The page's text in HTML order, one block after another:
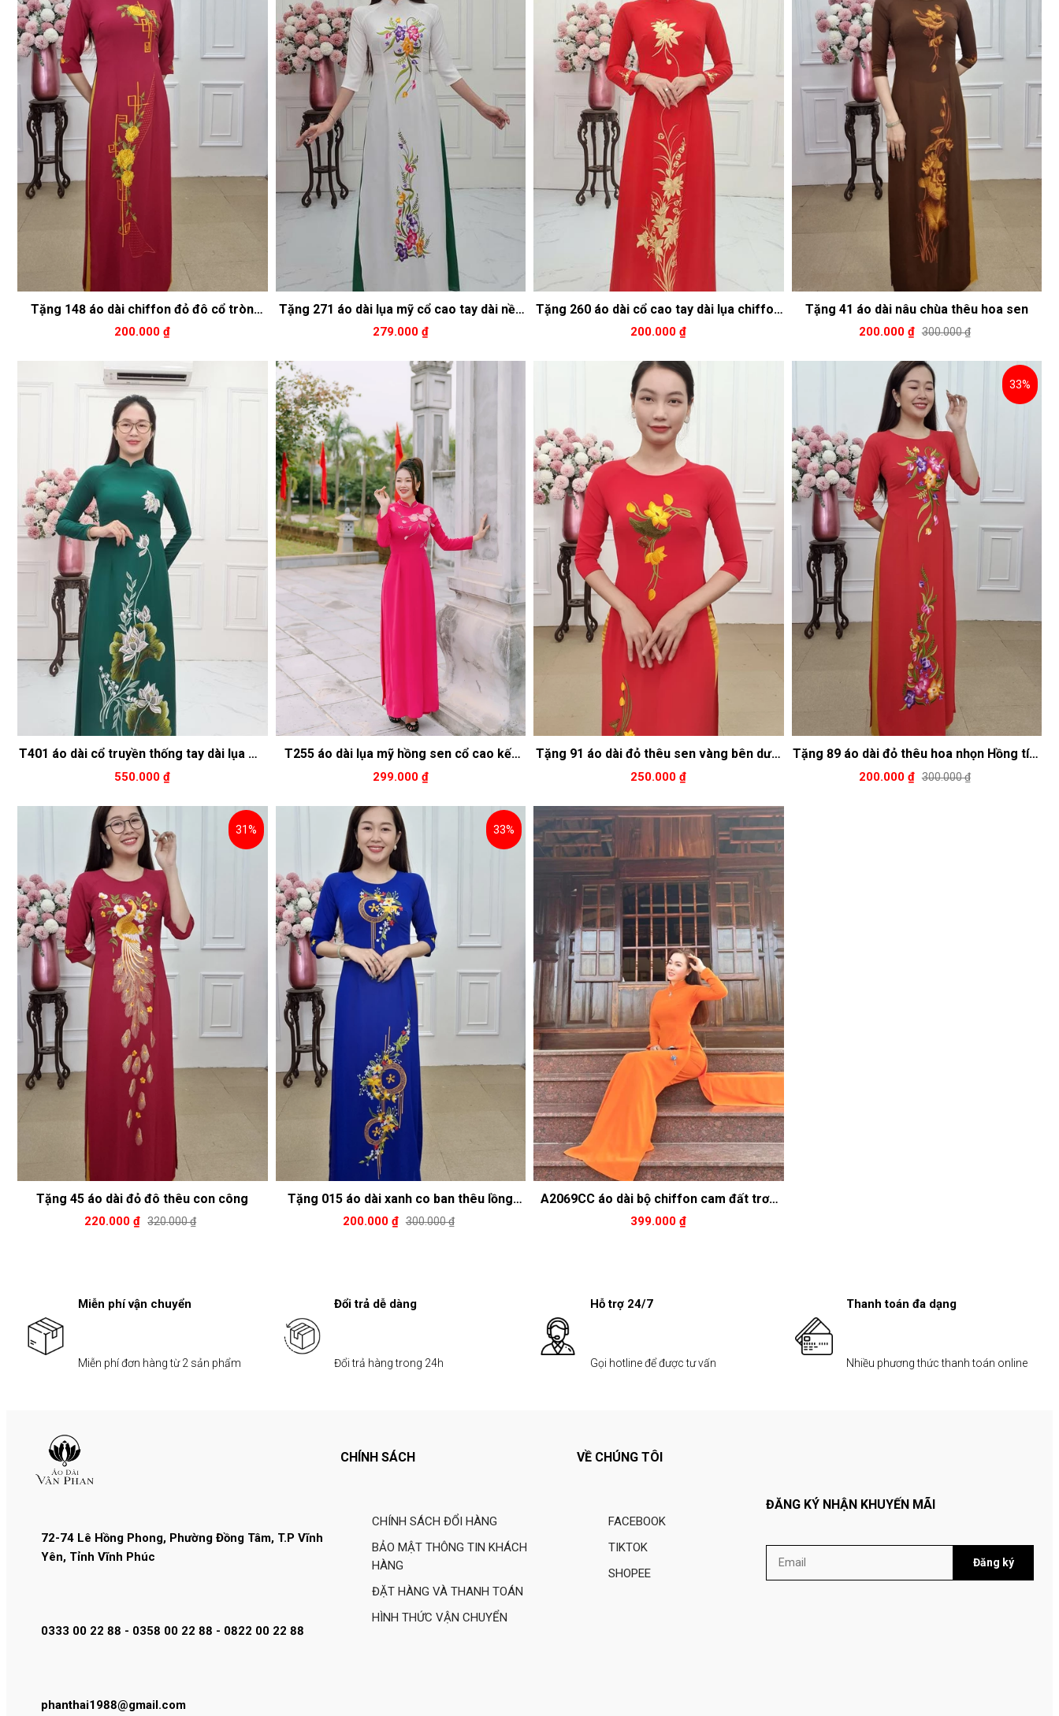
Tặng 148 áo dài chiffon đỏ đô cổ tròn
thêu hoa mẫu đơn vàng chữ chiện
200.000 ₫
Tặng 271 áo dài lụa mỹ cổ cao tay dài nền
trắng thêu hoa ngũ sắc 279k
279.000 ₫
Tặng 260 áo dài cổ cao tay dài lụa chiffon
nền đỏ thêu hoa vàng đồng
200.000 ₫
Tặng 41 áo dài nâu chùa thêu hoa sen
200.000 ₫ 300.000 ₫
T401 áo dài cổ truyền thống tay dài lụa Mỹ
xanh két thêu hoa sen xám
550.000 ₫
T255 áo dài lụa mỹ hồng sen cổ cao kết
hoa von hồng đính ngọc quanh cổ
299.000 ₫
Tặng 91 áo dài đỏ thêu sen vàng bên dưới
nón lá bình hoa cổ tròn
250.000 ₫
33%
Tặng 89 áo dài đỏ thêu hoa nhọn Hồng tím
vàng
200.000 ₫ 300.000 ₫
31%
Tặng 45 áo dài đỏ đô thêu con công
220.000 ₫ 320.000 ₫
33%
Tặng 015 áo dài xanh co ban thêu lồng
đèn
200.000 ₫ 300.000 ₫
A2069CC áo dài bộ chiffon cam đất trơn
bốn tà cổ cao
399.000 ₫
Miễn phí vận chuyển
Miễn phí đơn hàng từ 2 sản phẩm
Đổi trả dễ dàng
Đổi trả hàng trong 24h
Hỗ trợ 24/7
Gọi hotline để được tư vấn
Thanh toán đa dạng
Nhiều phương thức thanh toán online
72-74 Lê Hồng Phong, Phường Đồng Tâm, T.P Vĩnh
Yên, Tỉnh Vĩnh Phúc
0333 00 22 88 - 0358 00 22 88 - 0822 00 22 88
phanthai1988@gmail.com
CHÍNH SÁCH
CHÍNH SÁCH ĐỔI HÀNG
BẢO MẬT THÔNG TIN KHÁCH
HÀNG
ĐẶT HÀNG VÀ THANH TOÁN
HÌNH THỨC VẬN CHUYỂN
VỀ CHÚNG TÔI
FACEBOOK
TIKTOK
SHOPEE
ĐĂNG KÝ NHẬN KHUYẾN MÃI
Đăng ký